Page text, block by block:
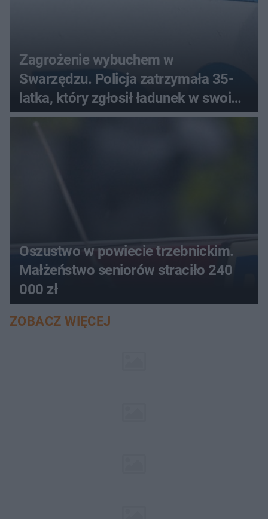
Zagrożenie wybuchem w
Swarzędzu. Policja zatrzymała 35-
latka, który zgłosił ładunek w swoim
aucie
Oszustwo w powiecie trzebnickim.
Małżeństwo seniorów straciło 240
000 zł
ZOBACZ WIĘCEJ